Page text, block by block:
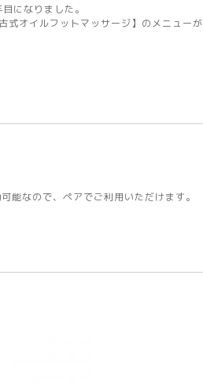
になりました。
式オイルフットマッサージ】のメニューが
なので、ペアでご利用いただけます。